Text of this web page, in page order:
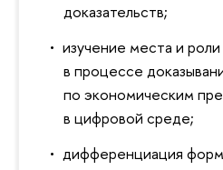
доказательств;
изучение места и
в процессе
по экономическим
в цифровой среде;
дифференциация форм